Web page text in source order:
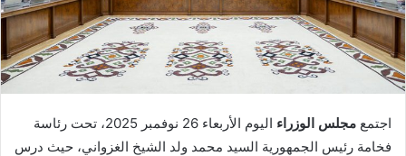
اجتمع مجلس الوزراء
اليوم الأربعاء 26 نوفمبر 2025، تحت رئاسة
فخامة رئيس الجمهورية السيد محمد ولد الشيخ الغزواني، حيث درس